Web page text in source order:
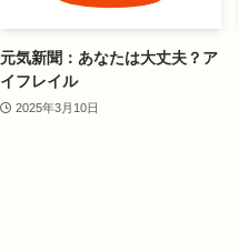
元気新聞：あなたは大丈夫？ア
イフレイル
2025年3月10日